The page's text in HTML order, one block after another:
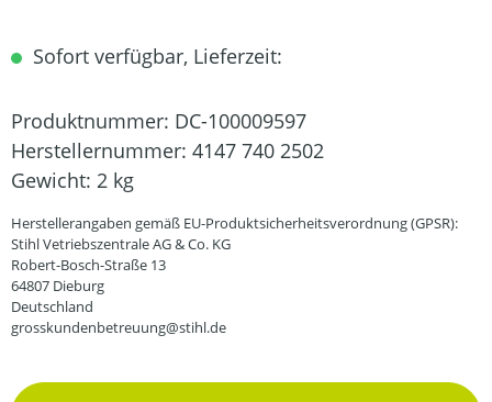
Sofort verfügbar, Lieferzeit:
Produktnummer: DC-100009597
Herstellernummer: 4147 740 2502
Gewicht: 2 kg
Herstellerangaben gemäß EU-Produktsicherheitsverordnung (GPSR):
Stihl Vetriebszentrale AG & Co. KG
Robert-Bosch-Straße 13
64807 Dieburg
Deutschland
grosskundenbetreuung@stihl.de